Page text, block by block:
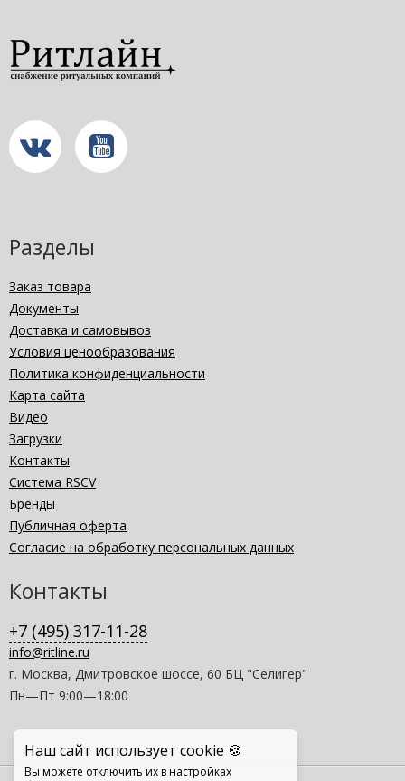
Наш сайт использует cookie 🍪
Вы можете отключить их в настройках
Разделы
Заказ товара
Документы
Доставка и самовывоз
Условия ценообразования
Политика конфиденциальности
Карта сайта
Видео
Загрузки
Контакты
Система RSCV
Бренды
Публичная оферта
Согласие на обработку персональных данных
Контакты
+7 (495) 317-11-28
info@ritline.ru
г. Москва, Дмитровское шоссе, 60 БЦ "Селигер"
Пн—Пт 9:00—18:00